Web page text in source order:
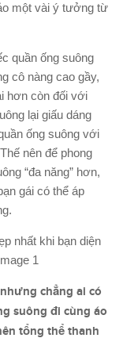
một vài ý tưởng từ
quần ống suông
cô nàng cao gầy,
hơn còn đối với
lại giấu dáng
ống suông với
nên để phong
“đa năng” hơn,
gái có thể áp
chẳng ai có
suông đi cùng áo
tổng thể thanh